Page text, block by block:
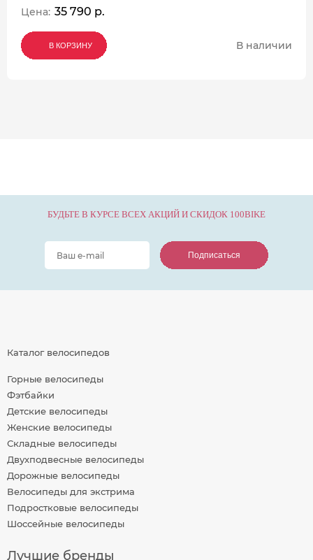
Цена: 35 790 р.
В КОРЗИНУ
В КОРЗИНУ
В КОРЗИНУ В наличии
БУДЬТЕ В КУРСЕ ВСЕХ АКЦИЙ И СКИДОК 100BIKE
Подписаться
Подписаться
Подписаться
Каталог велосипедов
Горные велосипеды
Фэтбайки
Детские велосипеды
Женские велосипеды
Складные велосипеды
Двухподвесные велосипеды
Дорожные велосипеды
Велосипеды для экстрима
Подростковые велосипеды
Шоссейные велосипеды
Лучшие бренды